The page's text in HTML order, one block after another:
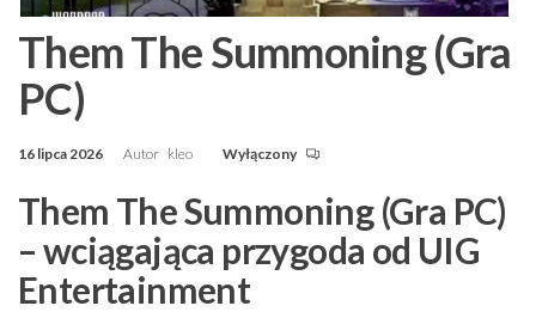
Them The Summoning (Gra
PC)
16 lipca 2026 Autor kleo Wyłączony
Them The Summoning (Gra PC)
– wciągająca przygoda od UIG
Entertainment